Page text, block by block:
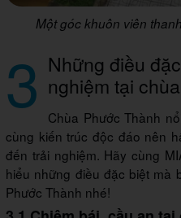
Một góc khuôn viên
3 Những điều
nghiệm tại
Chùa Phước Thành
cùng kiến trúc độc đáo nên
đến trải nghiệm. Hãy cùng
hiểu những điều đặc biệt mà
Phước Thành nhé!